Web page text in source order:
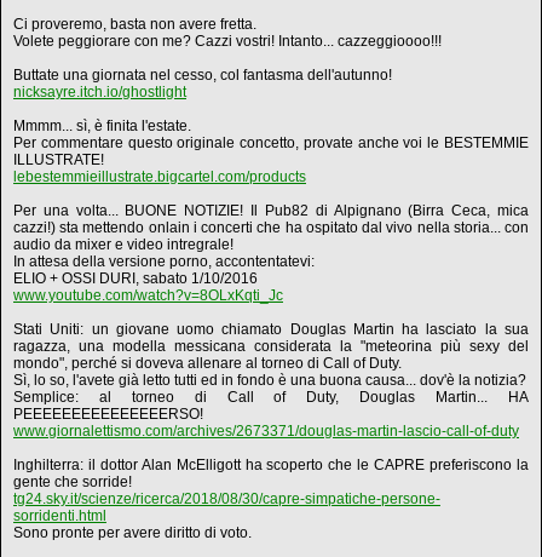
Ci proveremo, basta non avere fretta.
Volete peggiorare con me? Cazzi vostri! Intanto... cazzeggioooo!!!
Buttate una giornata nel cesso, col fantasma dell'autunno!
nicksayre.itch.io/ghostlight
Mmmm... sì, è finita l'estate.
Per commentare questo originale concetto, provate anche voi le BESTEMMIE
ILLUSTRATE!
lebestemmieillustrate.bigcartel.com/products
Per una volta... BUONE NOTIZIE! Il Pub82 di Alpignano (Birra Ceca, mica
cazzi!) sta mettendo onlain i concerti che ha ospitato dal vivo nella storia... con
audio da mixer e video intregrale!
In attesa della versione porno, accontentatevi:
ELIO + OSSI DURI, sabato 1/10/2016
www.youtube.com/watch?v=8OLxKqti_Jc
Stati Uniti: un giovane uomo chiamato Douglas Martin ha lasciato la sua
ragazza, una modella messicana considerata la "meteorina più sexy del
mondo", perché si doveva allenare al torneo di Call of Duty.
Sì, lo so, l'avete già letto tutti ed in fondo è una buona causa... dov'è la notizia?
Semplice: al torneo di Call of Duty, Douglas Martin... HA
PEEEEEEEEEEEEEEERSO!
www.giornalettismo.com/archives/2673371/douglas-martin-lascio-call-of-duty
Inghilterra: il dottor Alan McElligott ha scoperto che le CAPRE preferiscono la
gente che sorride!
tg24.sky.it/scienze/ricerca/2018/08/30/capre-simpatiche-persone-
sorridenti.html
Sono pronte per avere diritto di voto.